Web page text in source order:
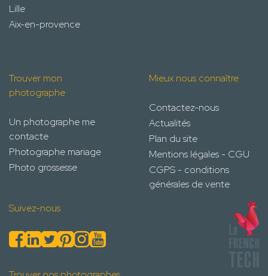
Lille
Aix-en-provence
Trouver mon
photographe
Un photographe me
contacte
Photographe mariage
Photo grossesse
Mieux nous connaître
Contactez-nous
Actualités
Plan du site
Mentions légales - CGU
CGPS - conditions
générales de vente
Suivez-nous